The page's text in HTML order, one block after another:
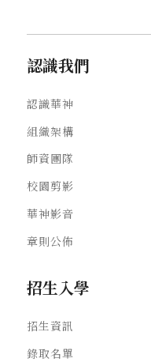
認識我們
認識華神
組織架構
師資團隊
校園剪影
華神影音
章則公佈
招生入學
招生資訊
錄取名單